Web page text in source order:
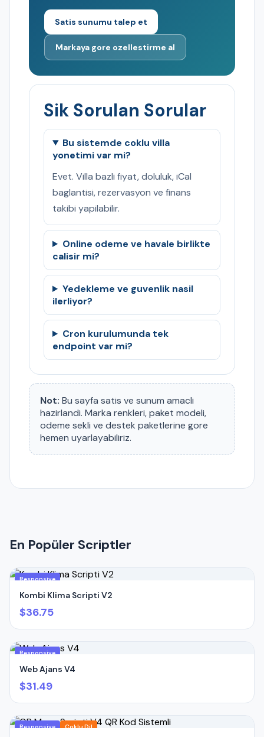
Satis sunumu talep et
Markaya gore ozellestirme al
Sik Sorulan Sorular
Bu sistemde coklu villa
yonetimi var mi?
Evet. Villa bazli fiyat, doluluk, iCal
baglantisi, rezervasyon ve finans
takibi yapilabilir.
Online odeme ve havale birlikte
calisir mi?
Yedekleme ve guvenlik nasil
ilerliyor?
Cron kurulumunda tek
endpoint var mi?
Not: Bu sayfa satis ve sunum amacli
hazirlandi. Marka renkleri, paket modeli,
odeme sekli ve destek paketlerine gore
hemen uyarlayabiliriz.
En Popüler Scriptler
Responsive
Kombi Klima Scripti V2
$36.75
Responsive
Web Ajans V4
$31.49
Responsive Çoklu Dil